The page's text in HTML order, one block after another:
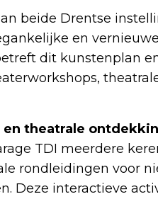
beide Drentse
en
dit kunstenplan
theatrale
TDI meerdere
rondleidingen voor
Deze interactieve